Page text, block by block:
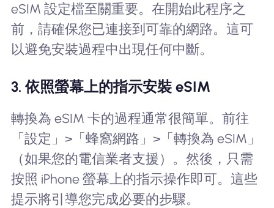
eSIM 設定檔至關重要。在開始此程序之
前，請確保您已連接到可靠的網路。這可
以避免安裝過程中出現任何中斷。
3. 依照螢幕上的指示安裝 eSIM
轉換為 eSIM 卡的過程通常很簡單。前往
「設定」>「蜂窩網路」>「轉換為 eSIM」
（如果您的電信業者支援）。然後，只需
按照 iPhone 螢幕上的指示操作即可。這些
提示將引導您完成必要的步驟。